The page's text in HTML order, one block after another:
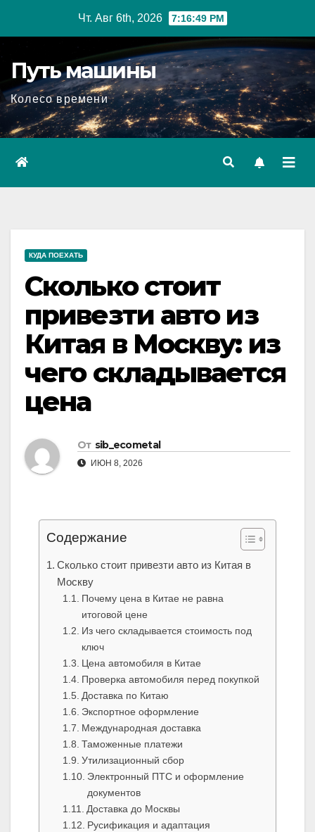
Чт. Авг 6th, 2026 7:16:50 PM
Путь машины
Колесо времени
КУДА ПОЕХАТЬ
Сколько стоит
привезти авто из
Китая в Москву: из
чего складывается
цена
От sib_ecometal
ИЮН 8, 2026
Содержание
Сколько стоит привезти авто из Китая в
Москву
Почему цена в Китае не равна
итоговой цене
Из чего складывается стоимость под
ключ
Цена автомобиля в Китае
Проверка автомобиля перед покупкой
Доставка по Китаю
Экспортное оформление
Международная доставка
Таможенные платежи
Утилизационный сбор
Электронный ПТС и оформление
документов
Доставка до Москвы
Русификация и адаптация